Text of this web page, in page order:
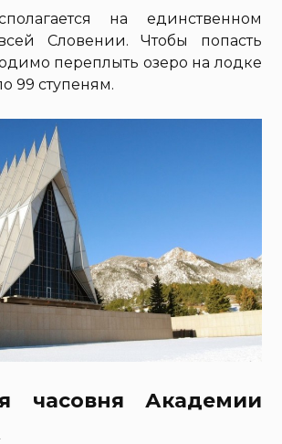
на единственном
Словении. Чтобы попасть
переплыть озеро на лодке
99 ступеням.
часовня Академии